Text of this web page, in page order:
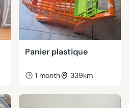
Panier plastique
1 month 339km